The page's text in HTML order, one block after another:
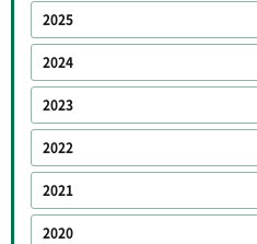
2025
2024
2023
2022
2021
2020